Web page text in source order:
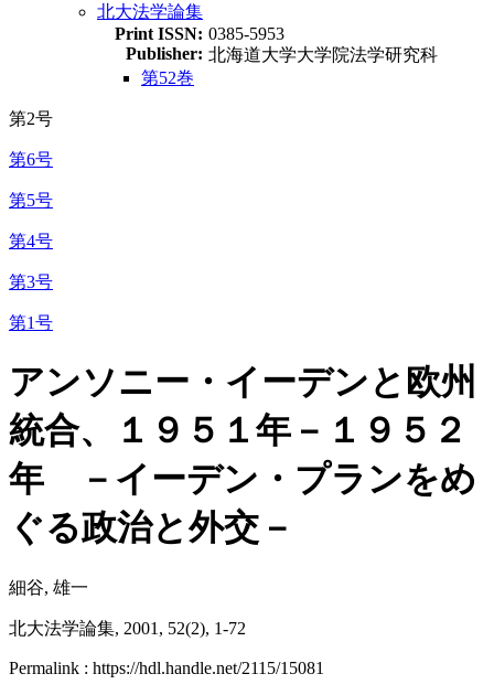
北大法学論集
Print ISSN: 0385-5953
Publisher: 北海道大学大学院法学研究科
第52巻
第2号
第6号
第5号
第4号
第3号
第1号
アンソニー・イーデンと欧州
統合、１９５１年－１９５２
年 －イーデン・プランをめ
ぐる政治と外交－
細谷, 雄一
北大法学論集, 2001, 52(2), 1-72
Permalink : https://hdl.handle.net/2115/15081